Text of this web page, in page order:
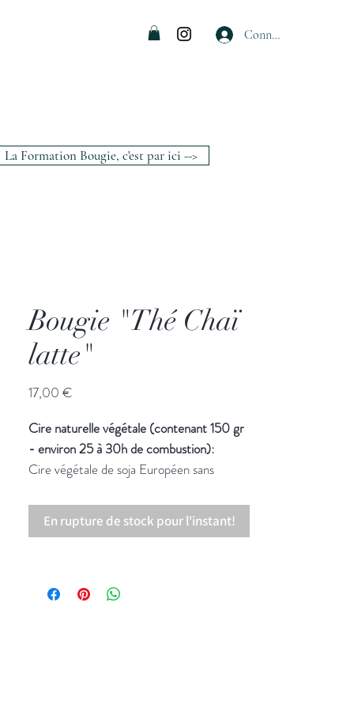
Connexion
La Formation Bougie, c'est par ici -->
Bougie "Thé Chaï
latte"
17,00 €
Cire naturelle végétale (contenant 150 gr
- environ 25 à 30h de combustion):
Cire végétale de soja Européen sans
Ambiance olfactique:
En rupture de stock pour l'instant!